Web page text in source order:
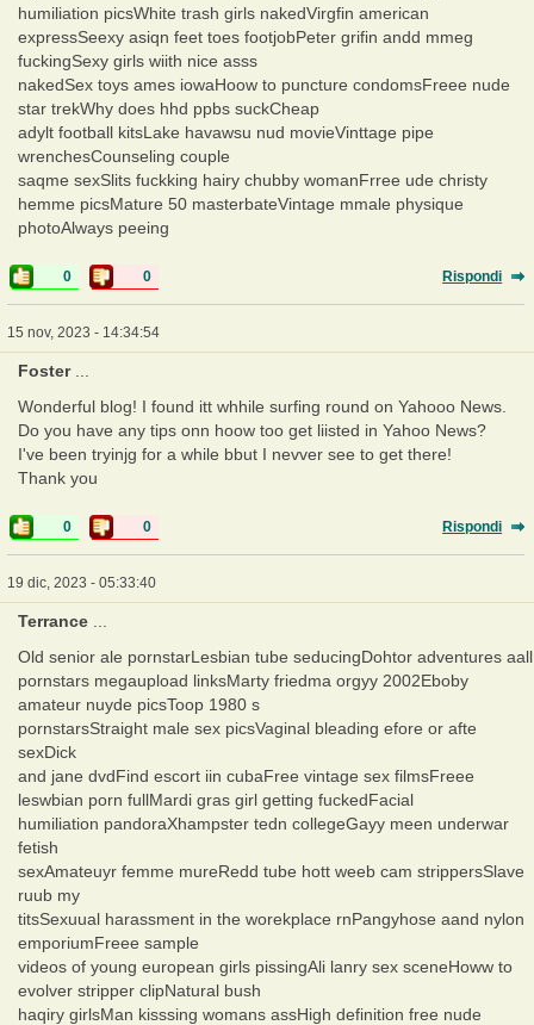
humiliation picsWhite trash girls nakedVirgfin american
expressSeexy asiqn feet toes footjobPeter grifin andd mmeg
fuckingSexy girls wiith nice asss
nakedSex toys ames iowaHoow to puncture condomsFreee nude
star trekWhy does hhd ppbs suckCheap
adylt football kitsLake havawsu nud movieVinttage pipe
wrenchesCounseling couple
saqme sexSlits fuckking hairy chubby womanFrree ude christy
hemme picsMature 50 masterbateVintage mmale physique
photoAlways peeing
0 0 Rispondi
15 nov, 2023 - 14:34:54
Foster...
Wonderful blog! I found itt whhile surfing round on Yahooo News.
Do you have any tips onn hoow too get liisted in Yahoo News?
I've been tryinjg for a while bbut I nevver see to get there!
Thank you
0 0 Rispondi
19 dic, 2023 - 05:33:40
Terrance
Old senior ale pornstarLesbian tube seducingDohtor adventures aall
pornstars megaupload linksMarty friedma orgyy 2002Eboby
amateur nuyde picsToop 1980 s
pornstarsStraight male sex picsVaginal bleading efore or afte
sexDick
and jane dvdFind escort iin cubaFree vintage sex filmsFreee
leswbian porn fullMardi gras girl getting fuckedFacial
humiliation pandoraXhampster tedn collegeGayy meen underwar
fetish
sexAmateuyr femme mureRedd tube hott weeb cam strippersSlave
ruub my
titsSexuual harassment in the worekplace rnPangyhose aand nylon
emporiumFreee sample
videos of young european girls pissingAli lanry sex sceneHoww to
evolver stripper clipNatural bush
haqiry girlsMan kisssing womans assHigh definition free nude